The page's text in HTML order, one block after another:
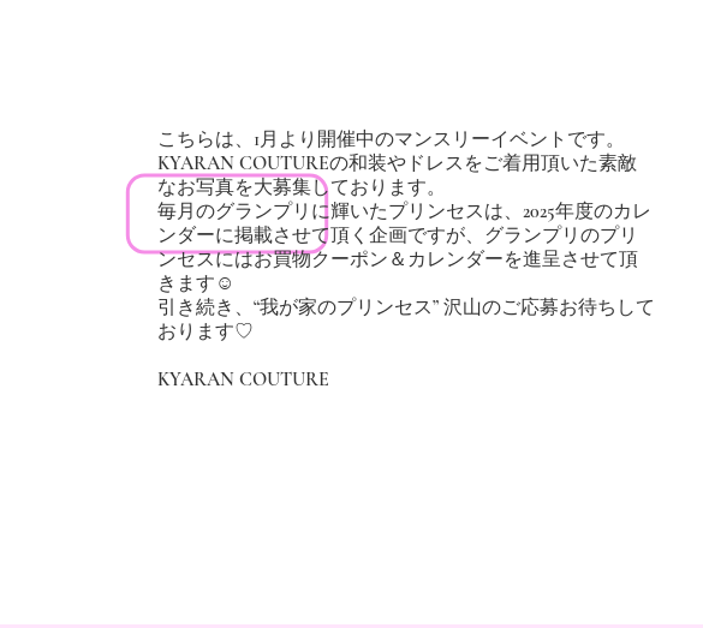
こちらは、1月より開催中のマンスリーイベントです。
KYARAN COUTUREの和装やドレスをご着用頂いた素敵
なお写真を大募集しております。
毎月のグランプリに輝いたプリンセスは、2025年度のカレ
ンダーに掲載させて頂く企画ですが、グランプリのプリ
ンセスにはお買物クーポン＆カレンダーを進呈させて頂
きます☺
引き続き、“我が家のプリンセス” 沢山のご応募お待ちして
おります♡
KYARAN COUTURE